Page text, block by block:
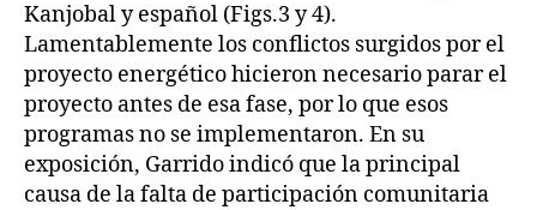
Kanjobal y español (Figs.3 y 4).
Lamentablemente los conflictos surgidos por el
proyecto energético hicieron necesario parar el
proyecto antes de esa fase, por lo que esos
programas no se implementaron. En su
exposición, Garrido indicó que la principal
causa de la falta de participación comunitaria